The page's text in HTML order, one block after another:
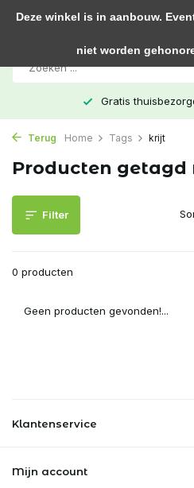
Gratis
Terug Home Tags krijt
Producten getagd
Filter
0 producten
Geen producten gevonden!...
Klantenservice
Mijn account
Deze winkel is in aanbouw.
niet worden